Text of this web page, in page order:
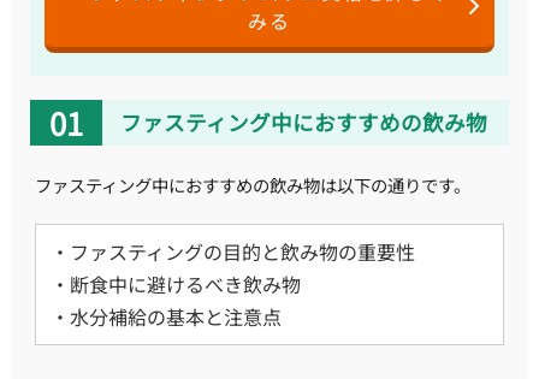
みる
ファスティング中におすすめの飲み物
ファスティング中におすすめの飲み物は以下の通りです。
・ファスティングの目的と飲み物の重要性
・断食中に避けるべき飲み物
・水分補給の基本と注意点